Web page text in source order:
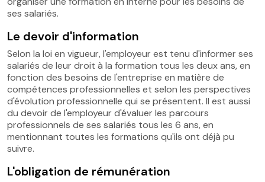
ses salariés.
Le devoir d'information
Selon la loi en vigueur, l'employeur est tenu d'informer ses
salariés de leur droit à la formation tous les deux ans, en
fonction des besoins de l'entreprise en matière de
compétences professionnelles et selon les perspectives
d'évolution professionnelle qui se présentent. Il est aussi
du devoir de l'employeur d'évaluer les parcours
professionnels de ses salariés tous les 6 ans, en
mentionnant toutes les formations qu'ils ont déjà pu
suivre.
L'obligation de rémunération